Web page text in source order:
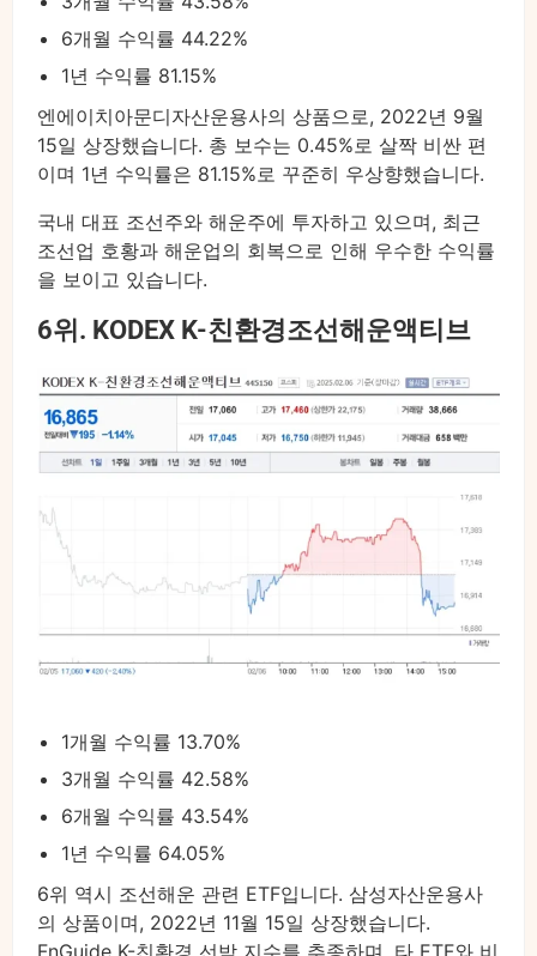
6개월 수익률 44.22%
1년 수익률 81.15%
엔에이치아문디자산운용사의 상품으로, 2022년 9월
15일 상장했습니다. 총 보수는 0.45%로 살짝 비싼 편
이며 1년 수익률은 81.15%로 꾸준히 우상향했습니다.
국내 대표 조선주와 해운주에 투자하고 있으며, 최근
조선업 호황과 해운업의 회복으로 인해 우수한 수익률
을 보이고 있습니다.
6위. KODEX K-친환경조선해운액티브
1개월 수익률 13.70%
3개월 수익률 42.58%
6개월 수익률 43.54%
1년 수익률 64.05%
6위 역시 조선해운 관련 ETF입니다. 삼성자산운용사
의 상품이며, 2022년 11월 15일 상장했습니다.
FnGuide K-친환경 선박 지수를 추종하며, 타 ETF와 비